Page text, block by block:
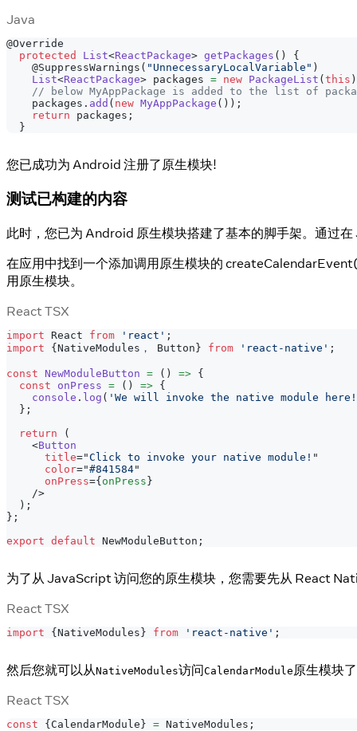
Java
@Override
protected
List<ReactPackage> getPackages ( )
{
@SuppressWarnings ( "UnnecessaryLocalVariable" )
List<ReactPackage> packages = new PackageList ( this )
// below MyAppPackage is added to the list of
    packages
. add ( new MyAppPackage ( ) ) ;
return packages ;
}
您已成功为 Android 注册了原生模块!
测试已构建的内容
此时，您已为 Android 原生模块搭建了基本的脚手架。通过
在应用中找到一个添加调用原生模块的
用原生模块。
React TSX
import React from 'react' ;
import
{ NativeModules， Button } from 'react-native' ;
const NewModuleButton = ( ) => {
const
onPress = ( ) => {
console . log ( 'We will invoke the native module
} ;
return
(
<Button
title="Click to invoke your native module! "
color="#841584"
onPress={ onPress }
/>
) ;
} ;
export default NewModuleButton ;
为了从 JavaScript 访问您的原生模块，您需要先从 React
React TSX
import { NativeModules } from 'react-native' ;
然后您就可以从NativeModules访问CalendarModule 原生模块
React TSX
const { CalendarModule } = NativeModules ;